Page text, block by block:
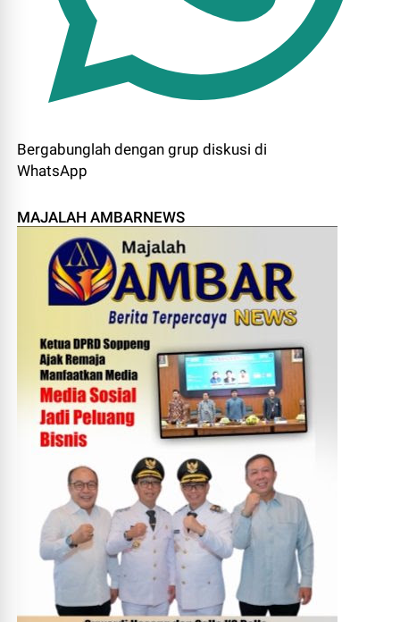
Bergabunglah dengan grup diskusi di
WhatsApp
MAJALAH AMBARNEWS